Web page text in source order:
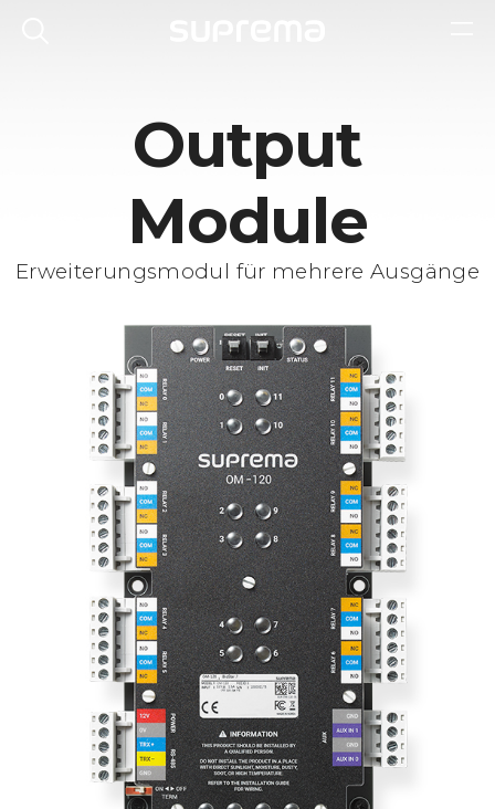
Output
Module
Erweiterungsmodul für mehrere Ausgänge